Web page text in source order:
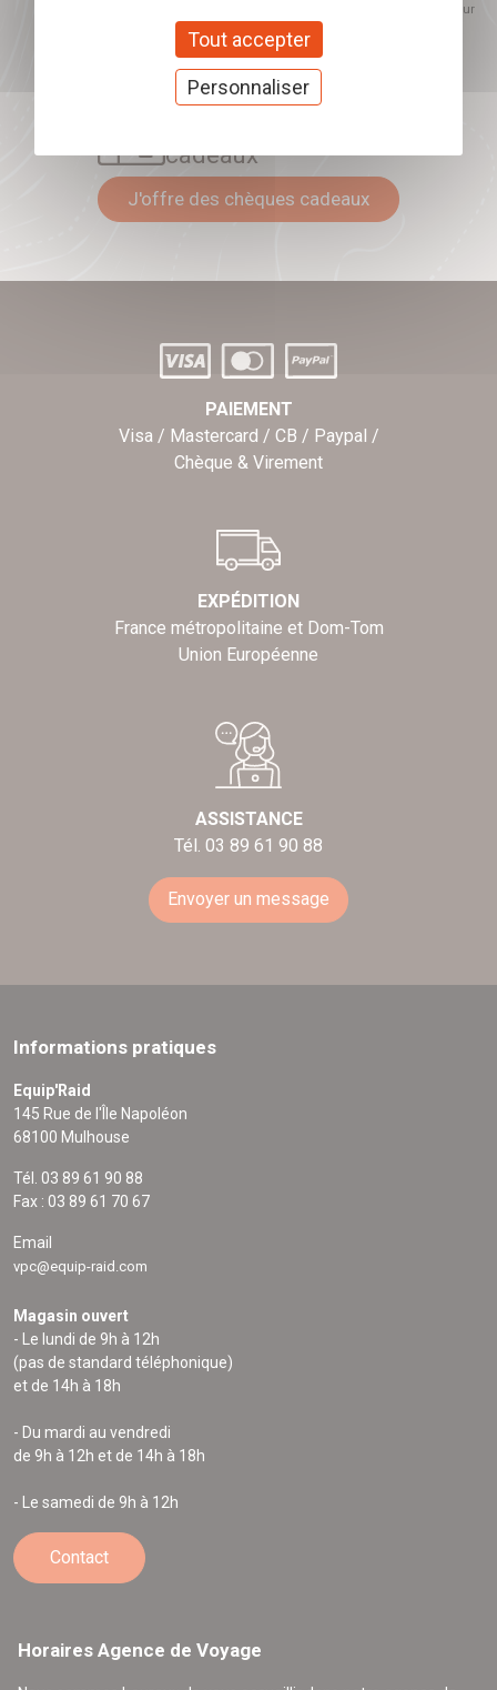
proposés. Ce choix est modifiable à tout moment et reste sans incidence sur
cadeaux
J'offre des chèques cadeaux
PAIEMENT
Visa / Mastercard / CB / Paypal /
Chèque & Virement
EXPÉDITION
France métropolitaine et Dom-Tom
Union Européenne
ASSISTANCE
Tél. 03 89 61 90 88
Envoyer un message
Informations pratiques
Equip'Raid
145 Rue de l'Île Napoléon
68100 Mulhouse
Tél. 03 89 61 90 88
Fax : 03 89 61 70 67
Email
vpc@equip-raid.com
Magasin ouvert
- Le lundi de 9h à 12h
(pas de standard téléphonique)
et de 14h à 18h
- Du mardi au vendredi
de 9h à 12h et de 14h à 18h
- Le samedi de 9h à 12h
Contact
Horaires Agence de Voyage
Tout accepter
Personnaliser